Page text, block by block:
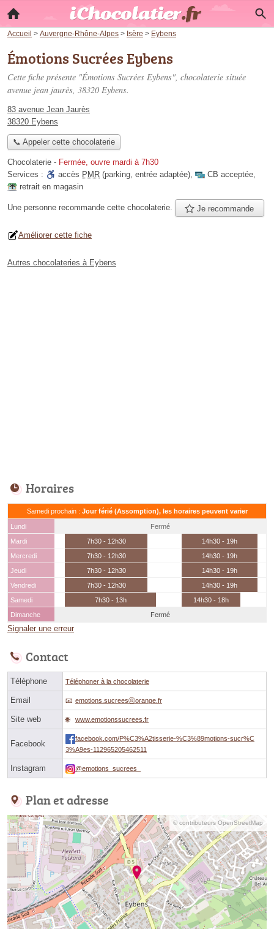
Accueil > Auvergne-Rhône-Alpes > Isère > Eybens
Émotions Sucrées Eybens
Cette fiche présente "Émotions Sucrées Eybens", chocolaterie située
avenue jean jaurès, 38320 Eybens.
83 avenue Jean Jaurès
38320 Eybens
📞 Appeler cette chocolaterie
Chocolaterie - Fermée, ouvre mardi à 7h30
Services :
accès PMR (parking, entrée adaptée), CB acceptée,
retrait en magasin
Une personne recommande cette chocolaterie. Je recommande
Améliorer cette fiche
Autres chocolateries à Eybens
Horaires
Samedi prochain : Jour férié (Assomption), les horaires peuvent varier
Lundi
Fermé
Mardi
7h30 - 12h30
14h30 - 19h
Mercredi
7h30 - 12h30
14h30 - 19h
Jeudi
7h30 - 12h30
14h30 - 19h
Vendredi
7h30 - 12h30
14h30 - 19h
Samedi
7h30 - 13h
14h30 - 18h
Dimanche
Fermé
Signaler une erreur
Contact
Téléphone Téléphoner à la chocolaterie
Email emotions.sucreesⓐorange.fr
Site web www.emotionssucrees.fr
Facebook
facebook.com/P%C3%A2tisserie-%C3%89motions-sucr%C
3%A9es-112965205462511
Instagram @emotions_sucrees_
Plan et adresse
© contributeurs OpenStreetMap